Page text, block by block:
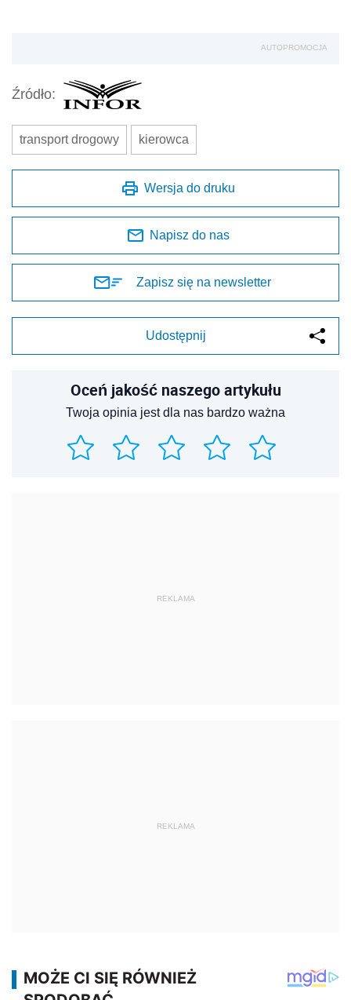
AUTOPROMOCJA
Źródło:
transport drogowy kierowca
Wersja do druku
Napisz do nas
Zapisz się na newsletter
Udostępnij
Oceń jakość naszego artykułu
Twoja opinia jest dla nas bardzo ważna
REKLAMA
REKLAMA